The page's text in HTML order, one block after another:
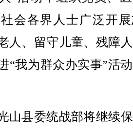
会各界人士广泛开
人、留守儿童、残障
“我为群众办实事”活
县委统战部将继续